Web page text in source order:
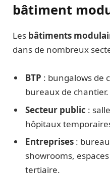
bâtiment
Les bâtiments
dans de nombreux
BTP : bungalows de
bureaux de chantier.
Secteur public :
hôpitaux
Entreprises :
showrooms,
tertiaire.